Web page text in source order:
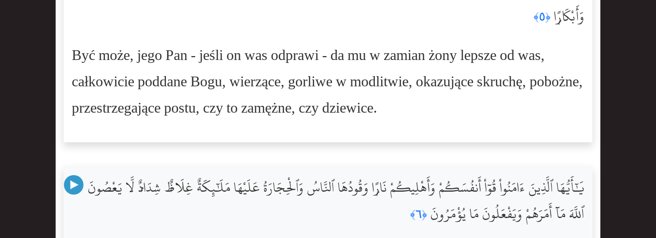
وَأَبْكَارًۭا ﴿٥﴾
Być może, jego Pan - jeśli on was odprawi - da mu w zamian żony lepsze od was,
całkowicie poddane Bogu, wierzące, gorliwe w modlitwie, okazujące skruchę, pobożne,
przestrzegające postu, czy to zamężne, czy dziewice.
يَٰٓأَيُّهَا ٱلَّذِينَ ءَامَنُواْ قُوٓاْ أَنفُسَكُمْ وَأَهْلِيكُمْ نَارًۭا وَقُودُهَا ٱلنَّاسُ وَٱلْحِجَارَةُ عَلَيْهَا مَلَٰٓئِكَةٌ غِلَاظٌۭ شِدَادٌۭ لَّا يَعْصُونَ
ٱللَّهَ مَآ أَمَرَهُمْ وَيَفْعَلُونَ مَا يُؤْمَرُونَ ﴿٦﴾